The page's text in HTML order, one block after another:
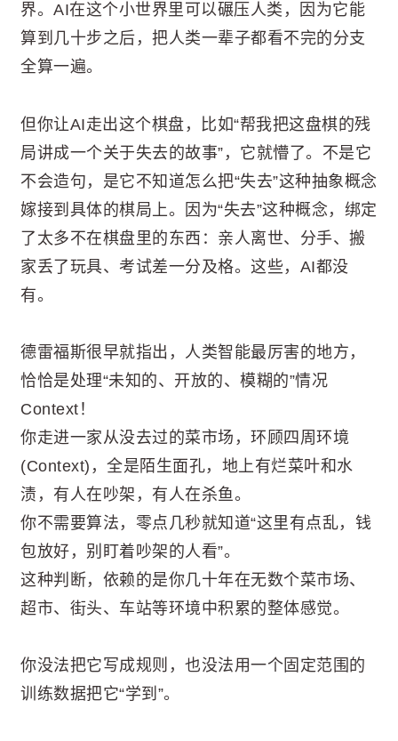
界。AI在这个小世界里可以碾压人类，因为它能
算到几十步之后，把人类一辈子都看不完的分支
全算一遍。
但你让AI走出这个棋盘，比如“帮我把这盘棋的残
局讲成一个关于失去的故事”，它就懵了。不是它
不会造句，是它不知道怎么把“失去”这种抽象概念
嫁接到具体的棋局上。因为“失去”这种概念，绑定
了太多不在棋盘里的东西：亲人离世、分手、搬
家丢了玩具、考试差一分及格。这些，AI都没
有。
德雷福斯很早就指出，人类智能最厉害的地方，
恰恰是处理“未知的、开放的、模糊的”情况
Context！
你走进一家从没去过的菜市场，环顾四周环境
(Context)，全是陌生面孔，地上有烂菜叶和水
渍，有人在吵架，有人在杀鱼。
你不需要算法，零点几秒就知道“这里有点乱，钱
包放好，别盯着吵架的人看”。
这种判断，依赖的是你几十年在无数个菜市场、
超市、街头、车站等环境中积累的整体感觉。
你没法把它写成规则，也没法用一个固定范围的
训练数据把它“学到”。